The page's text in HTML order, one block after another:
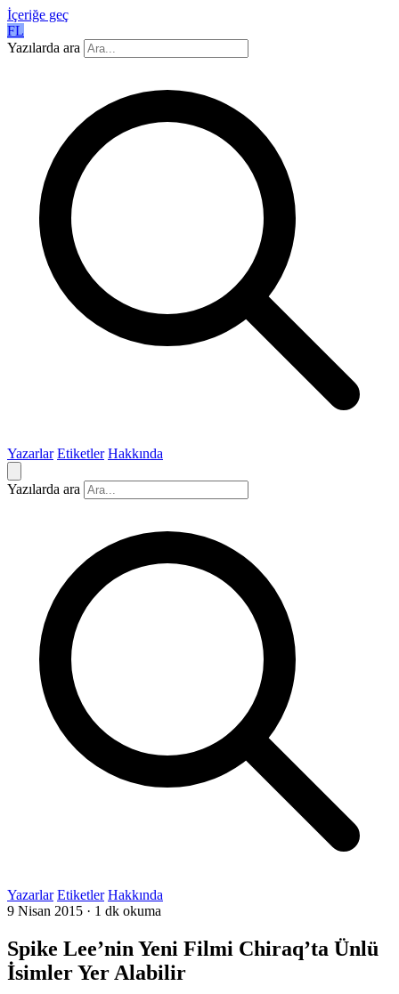
İçeriğe geç
FL
Yazılarda ara
Yazarlar Etiketler Hakkında
Yazılarda ara
Yazarlar Etiketler Hakkında
9 Nisan 2015 · 1 dk okuma
Spike Lee’nin Yeni Filmi Chiraq’ta Ünlü
İsimler Yer Alabilir